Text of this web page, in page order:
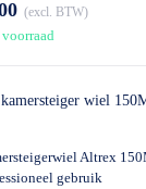
excl. BTW
wiel
Altrex
gebruik